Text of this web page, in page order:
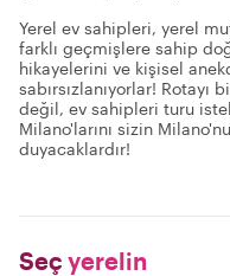
Yerel ev sahipleri, yerel
farklı geçmişlere sahip
hikayelerini ve kişisel
sabırsızlanıyorlar!
değil, ev sahipleri turu
Milano'larını sizin
duyacaklardır!
Seç yerelin